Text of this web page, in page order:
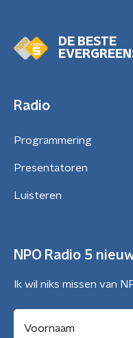
DE BESTE
Radio
Programmering
Presentatoren
Luisteren
NPO Radio 5
Ik wil niks missen van